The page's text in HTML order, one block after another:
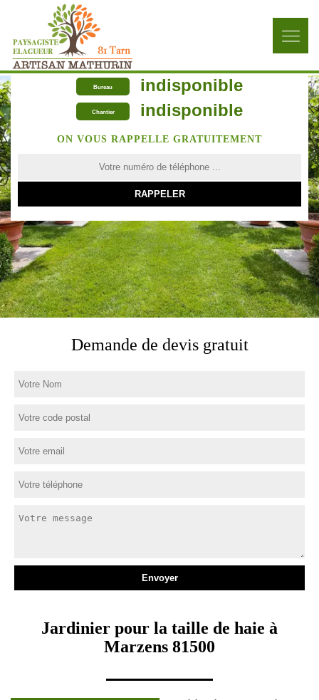
Bureau indisponible
Chantier indisponible
ON VOUS RAPPELLE GRATUITEMENT
Demande de devis gratuit
Jardinier pour la taille de haie à
Marzens 81500